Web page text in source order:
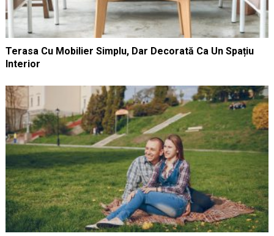
Terasa Cu Mobilier Simplu, Dar Decorată Ca Un Spațiu
Interior